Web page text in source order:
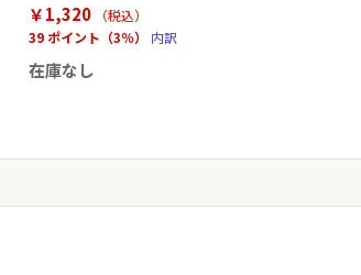
￥1,320
（税込）
39 ポイント（3％）
内訳
在庫なし